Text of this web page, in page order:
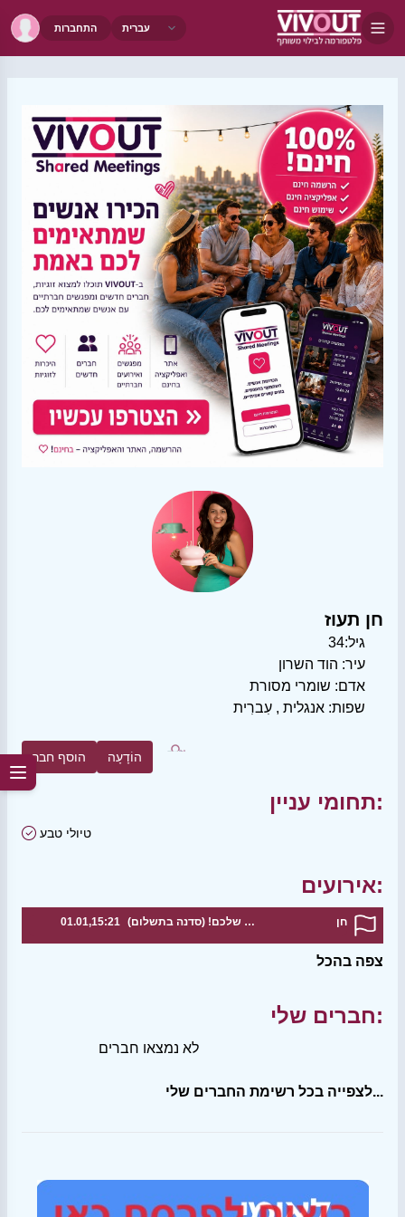
התחברות
חן תעוז
גיל:34
עיר: הוד השרון
אדם: שומרי מסורת
שפות: אנגלית , עִברִית
הוסף חבר הוֹדָעָה
תחומי עניין:
טיולי טבע
אירועים:
01.01,15:21 סדנת עיצוב מנורה עם הטאץ' האישי שלכם! (סדנה בתשלום) חן
צפה בהכל
חברים שלי:
לא נמצאו חברים
לצפייה בכל רשימת החברים שלי...